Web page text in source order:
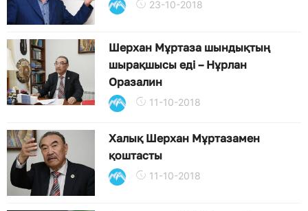
23-10-2018
Шерхан Мұртаза шындықтың
шырақшысы еді – Нұрлан
Оразалин
11-10-2018
Халық Шерхан Мұртазамен
қоштасты
11-10-2018